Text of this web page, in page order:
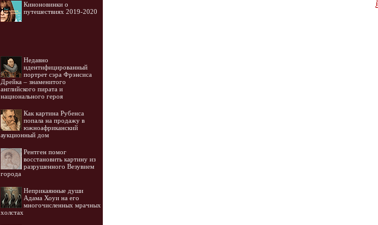
Киноновинки о
путешествиях 2019-2020
Недавно
идентифицированный
портрет сэра Фрэнсиса
Дрейка – знаменитого
английского пирата и
национального героя
Как картина Рубенса
попала на продажу в
южноафриканский
аукционный дом
Рентген помог
восстановить картину из
разрушенного Везувием
города
Неприкаянные души
Адама Хоуи на его
многочисленных мрачных
холстах